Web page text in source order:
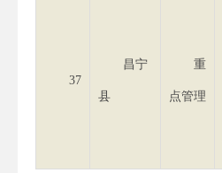
37
昌宁
县
重
点管理